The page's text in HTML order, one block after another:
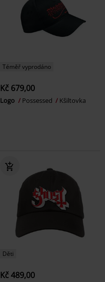
Téměř vyprodáno
Kč 679,00
Logo Possessed Kšiltovka
Děti
Kč 489,00